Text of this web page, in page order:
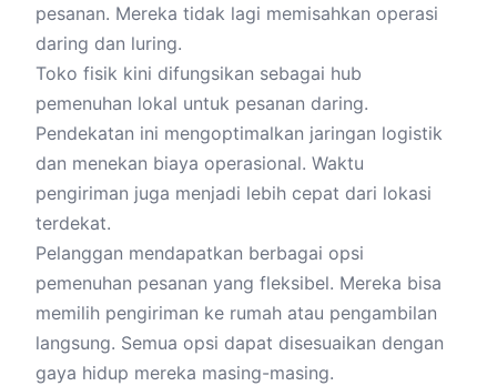
pesanan. Mereka tidak lagi memisahkan operasi
daring dan luring.
Toko fisik kini difungsikan sebagai hub
pemenuhan lokal untuk pesanan daring.
Pendekatan ini mengoptimalkan jaringan logistik
dan menekan biaya operasional. Waktu
pengiriman juga menjadi lebih cepat dari lokasi
terdekat.
Pelanggan mendapatkan berbagai opsi
pemenuhan pesanan yang fleksibel. Mereka bisa
memilih pengiriman ke rumah atau pengambilan
langsung. Semua opsi dapat disesuaikan dengan
gaya hidup mereka masing-masing.